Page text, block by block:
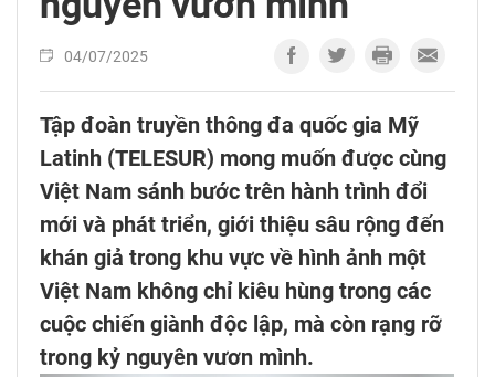
04/07/2025
Tập đoàn truyền thông đa quốc gia Mỹ
Latinh (TELESUR) mong muốn được cùng
Việt Nam sánh bước trên hành trình đổi
mới và phát triển, giới thiệu sâu rộng đến
khán giả trong khu vực về hình ảnh một
Việt Nam không chỉ kiêu hùng trong các
cuộc chiến giành độc lập, mà còn rạng rỡ
trong kỷ nguyên vươn mình.